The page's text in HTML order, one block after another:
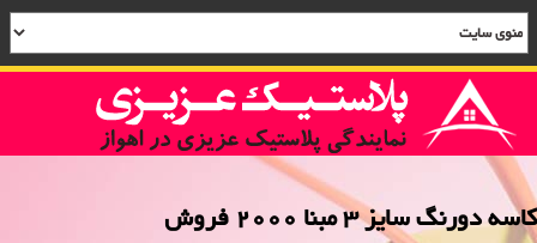
کاسه دورنگ سایز 3 مبنا 2000 فروش